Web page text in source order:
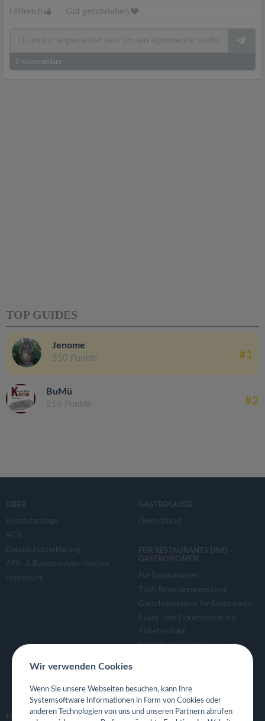
Hilfreich Gut geschrieben
0 Kommentare
TOP GUIDES
Jenome
550 Punkte #1
BuMü
216 Punkte #2
ÜBER
Kontaktanfrage
AGB
Datenschutzerklärung
APP- & Benutzerdaten löschen
Impressum
GASTROGUIDE
Deutschland
FÜR RESTAURANTS UND
GASTRONOMEN
Für Gastronomen
Tisch Reservierungsystem
Gutscheinsystem für Restaurants
Event- und Ticketsystem mit
Ticketverkauf
Bestellsystem Lieferung und
Eigene App für Restaurant
FOLGE UNS
Wir verwenden Cookies
Wenn Sie unsere Webseiten besuchen, kann Ihre
Systemsoftware Informationen in Form von Cookies oder
anderen Technologien von uns und unseren Partnern abrufen